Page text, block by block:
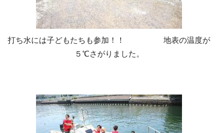
打ち水には子どもたちも参加！！ 地表の温度が
５℃さがりました。